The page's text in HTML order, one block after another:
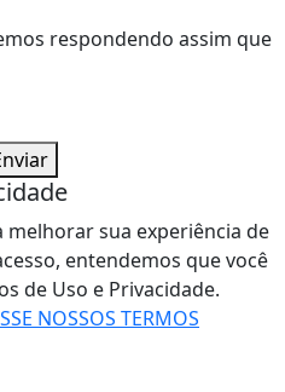
respondendo assim que
melhorar sua experiência de
entendemos que você
de Uso e Privacidade.
NOSSOS TERMOS